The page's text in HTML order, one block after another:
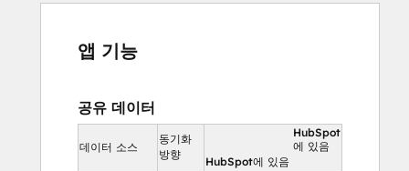
Access onboarding materials and
members
Locate compliance procedures and
regulatory guidelines
Retrieve internal policies and
앱 기능
공유 데이터
데이터 소스
동기화
방향
HubSpot
에 있음
HubSpot에 있음